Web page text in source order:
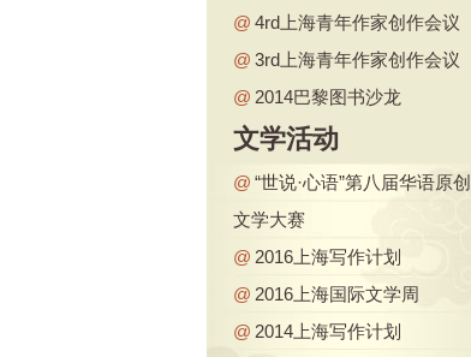
@ 4rd上海青年作家创作会议
@ 3rd上海青年作家创作会议
@ 2014巴黎图书沙龙
文学活动
@ “世说·心语”第八届华语原创
文学大赛
@ 2016上海写作计划
@ 2016上海国际文学周
@ 2014上海写作计划